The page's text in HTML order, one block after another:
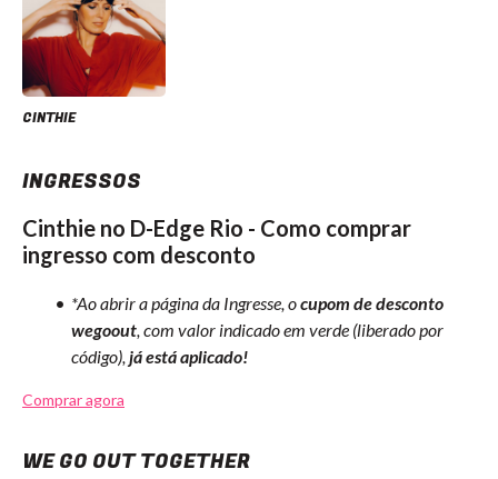
CINTHIE
INGRESSOS
Cinthie no D-Edge Rio - Como comprar
ingresso com desconto
*Ao abrir a página da Ingresse, ocupom de desconto
wegoout, com valor indicado em verde (liberado por
código),já está aplicado!
Comprar agora
WE GO OUT TOGETHER